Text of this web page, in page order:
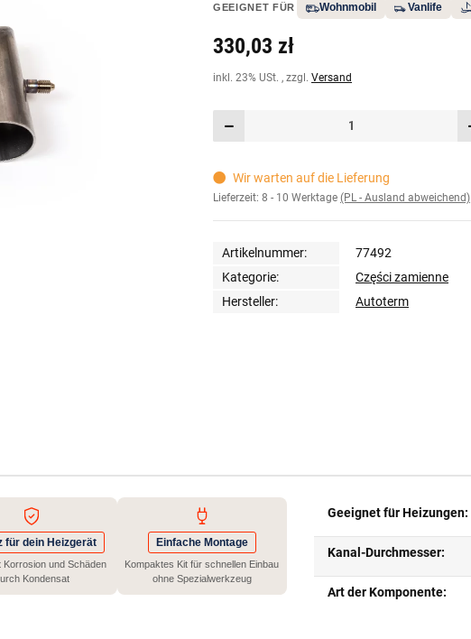
GEEIGNET FÜR Wohnmobil Vanlife
330,03 zł
inkl. 23% USt. , zzgl. Versand
Wir warten auf die Lieferung
Lieferzeit: 8 - 10 Werktage (PL - Ausland abweichend)
Artikelnummer:
77492
Kategorie:
Części zamienne
Hersteller:
Autoterm
für dein Heizgerät
Korrosion und Schäden
Kondensat
Einfache Montage
Kompaktes Kit für schnellen Einbau
ohne Spezialwerkzeug
Geeignet für Heizungen:
Kanal-Durchmesser:
Art der Komponente: